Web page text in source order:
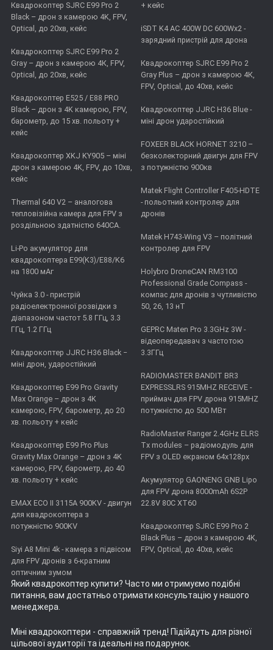
Квадрокоптер SJRC E99 Pro 2
Black – дрон з камерою 4K, FPV,
Optical, до 20хв, кейс
Квадрокоптер SJRC E99 Pro 2
Gray – дрон з камерою 4К, FPV,
Optical, до 20хв, кейс
Квадрокоптер E525 / E88 PRO
Black – дрон з 4K камерою, FPV,
барометр, до 15 хв. польоту +
кейс
Квадрокоптер XKJ KY905 – міні
дрон з камерою 4K, FPV, до 10хв,
кейс
Thermal 640 V2 – аналогова
тепловізійна камера для FPV з
роздільною здатністю 640CA.
Li-Po акумулятор для
квадрокоптера E99(K3)/E88/K6
на 1800 мАг
Чуйка 3.0 - пристрій
радіоелектронної розвідки з
діапазоном частот 5.8 ГГц, 3.3
ГГц, 1.2 ГГц
Квадрокоптер JJRC H36 Black −
міні дрон, ударостійкий
Квадрокоптер E99 Pro Gravity
Max Orange – дрон з 4K
камерою, FPV, барометр, до 20
хв. польоту + кейс
Квадрокоптер E99 Pro Plus
Gravity Max Orange – дрон з 4K
камерою, FPV, барометр, до 40
хв. польоту + кейс
EMAX ECO II 3115А 900KV - двигун
для квадрокоптера з
потужністю 900KV
Siyi A8 Mini 4k - камера з підвісом
для FPV дронів з 6-кратним
оптичним зумом
+ кейс
iSDT K4 AC 400W DC 600Wx2 -
зарядний пристрій для дрона
Квадрокоптер SJRC E99 Pro 2
Gray Plus – дрон з камерою 4К,
FPV, Optical, до 40хв, кейс
Квадрокоптер JJRC H36 Blue -
міні дрон ударостійкий
FOXEER BLACK HORNET 3210 –
безколекторний двигун для FPV
з потужністю 900кв
Matek Flight Controller F405-HDTE
- польотний контролер для
дронів
Matek H743-Wing V3 – політний
контролер для FPV
Holybro DroneCAN RM3100
Professional Grade Compass -
компас для дронів з чутливістю
50, 26, 13 нТ
GEPRC Maten Pro 3.3GHz 3W -
відеопередавач з частотою
3.3ГГц
RADIOMASTER BANDIT BR3
EXPRESSLRS 915MHZ RECEIVE -
приймач для FPV дрона 915MHZ
потужністю до 500 МВт
RadioMaster Ranger 2.4GHz ELRS
Tx modules – радіомодуль для
FPV з OLED екраном 64x128px
Акумулятор GAONENG GNB Lipo
для FPV дрона 8000mAh 6S2P
22.8V 80C XT60
Квадрокоптер SJRC E99 Pro 2
Black Plus – дрон з камерою 4K,
FPV, Optical, до 40хв, кейс
Який квадрокоптер купити? Часто ми отримуємо подібні
питання, вам достатньо отримати консультацію у нашого
менеджера.
Міні квадрокоптери - справжній тренд! Підійдуть для різної
цільової аудиторії та ідеальні на подарунок.